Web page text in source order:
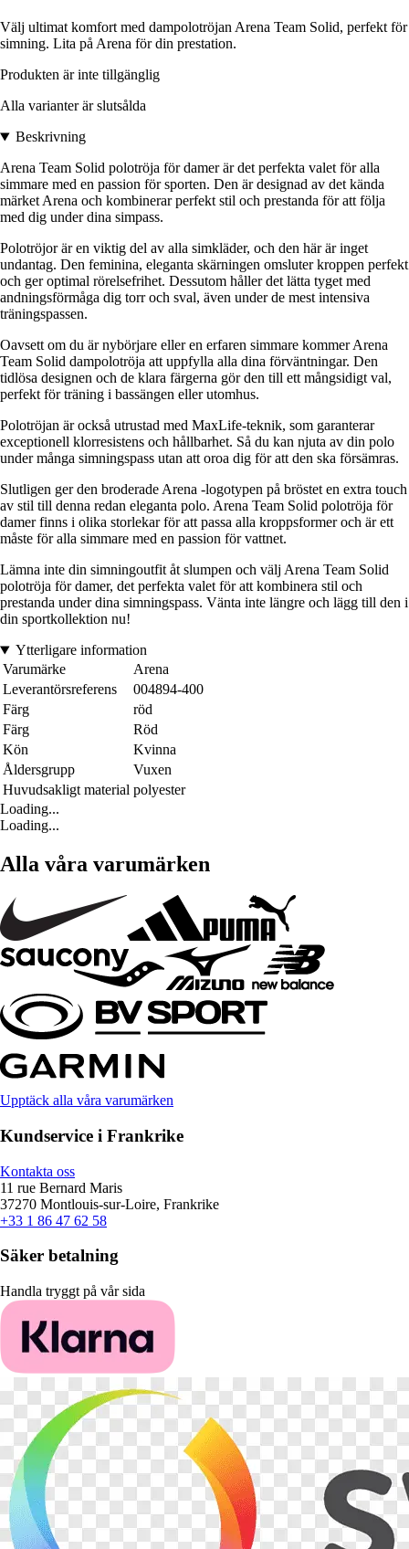
Välj ultimat komfort med dampolotröjan Arena Team Solid, perfekt för
simning. Lita på Arena för din prestation.
Produkten är inte tillgänglig
Alla varianter är slutsålda
Beskrivning
Arena Team Solid polotröja för damer är det perfekta valet för alla
simmare med en passion för sporten. Den är designad av det kända
märket Arena och kombinerar perfekt stil och prestanda för att följa
med dig under dina simpass.
Polotröjor är en viktig del av alla simkläder, och den här är inget
undantag. Den feminina, eleganta skärningen omsluter kroppen perfekt
och ger optimal rörelsefrihet. Dessutom håller det lätta tyget med
andningsförmåga dig torr och sval, även under de mest intensiva
träningspassen.
Oavsett om du är nybörjare eller en erfaren simmare kommer Arena
Team Solid dampolotröja att uppfylla alla dina förväntningar. Den
tidlösa designen och de klara färgerna gör den till ett mångsidigt val,
perfekt för träning i bassängen eller utomhus.
Polotröjan är också utrustad med MaxLife-teknik, som garanterar
exceptionell klorresistens och hållbarhet. Så du kan njuta av din polo
under många simningspass utan att oroa dig för att den ska försämras.
Slutligen ger den broderade Arena -logotypen på bröstet en extra touch
av stil till denna redan eleganta polo. Arena Team Solid polotröja för
damer finns i olika storlekar för att passa alla kroppsformer och är ett
måste för alla simmare med en passion för vattnet.
Lämna inte din simningoutfit åt slumpen och välj Arena Team Solid
polotröja för damer, det perfekta valet för att kombinera stil och
prestanda under dina simningspass. Vänta inte längre och lägg till den i
din sportkollektion nu!
Ytterligare information
Varumärke
Arena
Leverantörsreferens
004894-400
Färg
röd
Färg
Röd
Kön
Kvinna
Åldersgrupp
Vuxen
Huvudsakligt material polyester
Loading...
Loading...
Alla våra varumärken
Upptäck alla våra varumärken
Kundservice i Frankrike
Kontakta oss
11 rue Bernard Maris
37270 Montlouis-sur-Loire, Frankrike
+33 1 86 47 62 58
Säker betalning
Handla tryggt på vår sida